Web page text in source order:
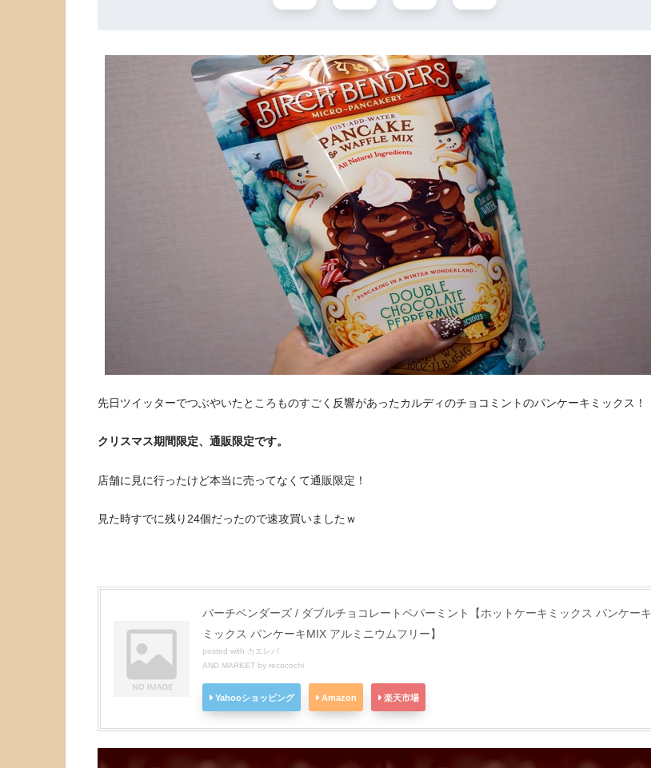
先日ツイッターでつぶやいたところものすごく反響があったカルディのチョコミントのパンケーキミックス！
クリスマス期間限定、通販限定です。
店舗に見に行ったけど本当に売ってなくて通販限定！
見た時すでに残り24個だったので速攻買いましたｗ
バーチベンダーズ / ダブルチョコレートペパーミント【ホットケーキミックス パンケーキ
ミックス パンケーキMIX アルミニウムフリー】
posted with カエレバ
AND MARKET by recocochi
Yahooショッピング Amazon 楽天市場